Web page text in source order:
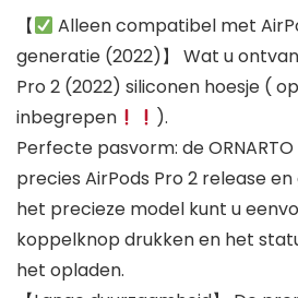
【
Alleen compatibel met
generatie (2022)】 Wat u
Pro 2 (2022) siliconen hoesje (
inbegrepen
).
Perfecte pasvorm: de ORNARTO
precies AirPods Pro 2 release
het precieze model kunt u
koppelknop drukken en het
het opladen.